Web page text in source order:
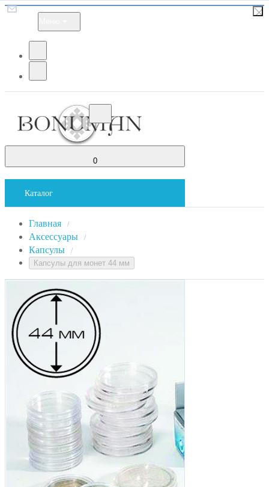
0
Каталог
Главная /
Аксессуары /
Капсулы /
Капсулы для монет 44 мм